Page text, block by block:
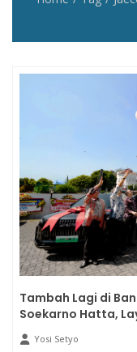
Tambah Lagi di
Soekarno Hatta,
Yosi Setyo